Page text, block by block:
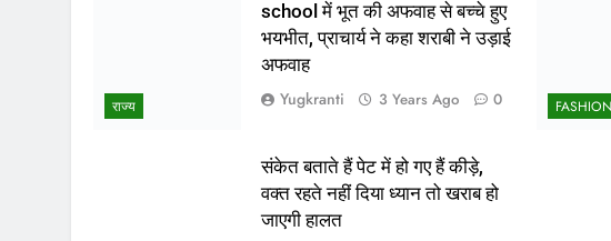
राज्य
school में भूत की अफवाह से बच्चे हुए
भयभीत, प्राचार्य ने कहा शराबी ने उड़ाई
अफवाह
Yugkranti 3 Years Ago 0 FASHION
संकेत बताते हैं पेट में हो गए हैं कीड़े,
वक्त रहते नहीं दिया ध्यान तो खराब हो
जाएगी हालत